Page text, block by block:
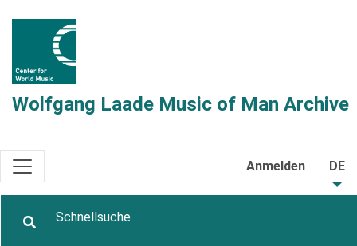
Wolfgang Laade Music of Man Archive
Anmelden DE